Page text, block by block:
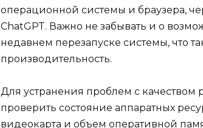
операционной системы и браузера,
ChatGPT. Важно не забывать и о
недавнем перезапуске системы, что
производительность.
Для устранения проблем с
проверить состояние аппаратных
видеокарта и объем оперативной